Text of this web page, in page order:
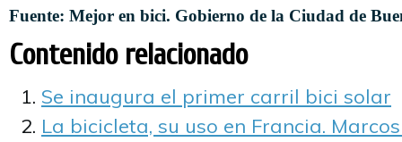
Fuente: Mejor en bici. Gobierno de la Ciudad de
Contenido relacionado
Se inaugura el primer carril bici solar
La bicicleta, su uso en Francia.